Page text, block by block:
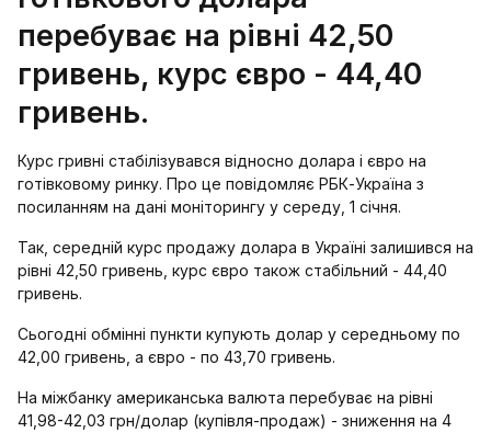
перебуває на рівні 42,50
гривень, курс євро - 44,40
гривень.
Курс гривні стабілізувався відносно долара і євро на
готівковому ринку. Про це повідомляє РБК-Україна з
посиланням на дані моніторингу у середу, 1 січня.
Так, середній курс продажу долара в Україні залишився на
рівні 42,50 гривень, курс євро також стабільний - 44,40
гривень.
Сьогодні обмінні пункти купують долар у середньому по
42,00 гривень, а євро - по 43,70 гривень.
На міжбанку американська валюта перебуває на рівні
41,98-42,03 грн/долар (купівля-продаж) - зниження на 4